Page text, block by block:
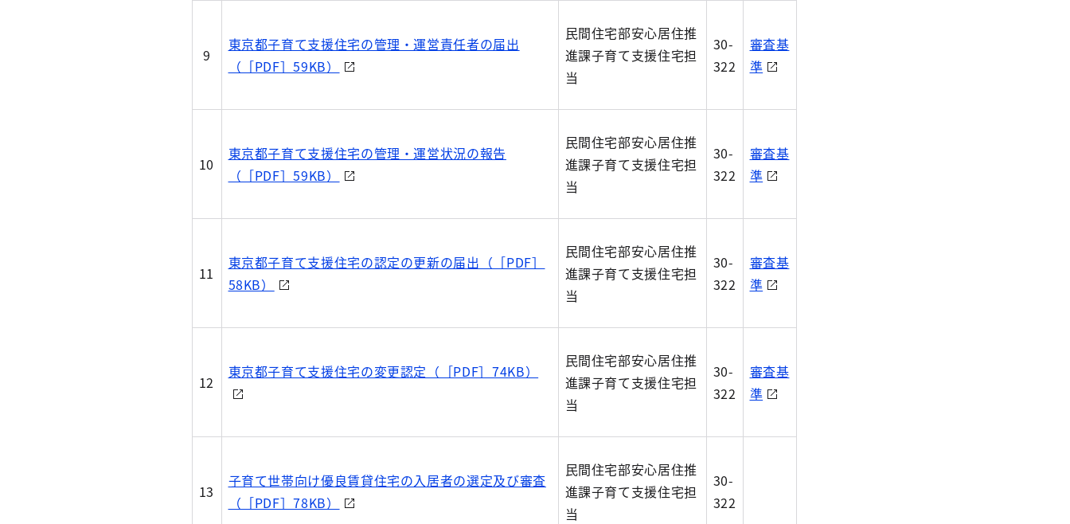
9
東京都子育て支援住宅の管理・運営責任者の届出
（［PDF］59KB）
民間住宅部安心居住推
進課子育て支援住宅担
当
30-
322
審査基
準
10
東京都子育て支援住宅の管理・運営状況の報告
（［PDF］59KB）
民間住宅部安心居住推
進課子育て支援住宅担
当
30-
322
審査基
準
11
東京都子育て支援住宅の認定の更新の届出（［PDF］
58KB）
民間住宅部安心居住推
進課子育て支援住宅担
当
30-
322
審査基
準
12
東京都子育て支援住宅の変更認定（［PDF］74KB）
民間住宅部安心居住推
進課子育て支援住宅担
当
30-
322
審査基
準
13
子育て世帯向け優良賃貸住宅の入居者の選定及び審査
（［PDF］78KB）
民間住宅部安心居住推
進課子育て支援住宅担
当
30-
322